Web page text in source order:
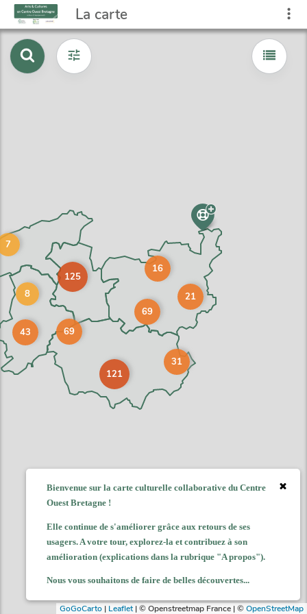
La carte
21
8
16
7
125
43
69
31
69
121
GoGoCarto | Leaflet |© Openstreetmap France | ©OpenStreetMap
Bienvenue sur la carte culturelle collaborative du Centre
Ouest Bretagne !
Elle continue de s'améliorer grâce aux retours de ses
usagers. A votre tour, explorez-la et contribuez à son
amélioration (explications dans la rubrique "A propos").
Nous vous souhaitons de faire de belles découvertes...